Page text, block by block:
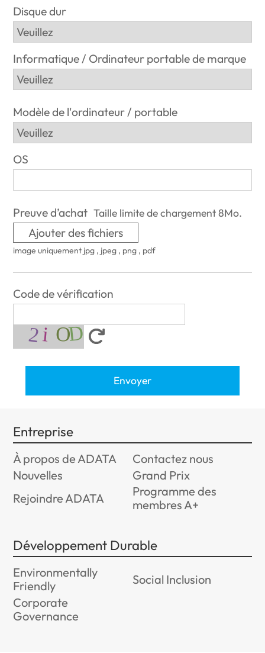
Disque dur
Informatique / Ordinateur portable de marque
Modèle de l'ordinateur / portable
OS
Preuve d’achat Taille limite de chargement 8Mo.
Ajouter des fichiers
image uniquement jpg , jpeg , png , pdf
Code de vérification
Envoyer
Entreprise
À propos de ADATA
Contactez nous
Nouvelles
Grand Prix
Rejoindre ADATA
Programme des
membres A+
Développement Durable
Environmentally
Friendly
Social Inclusion
Corporate
Governance